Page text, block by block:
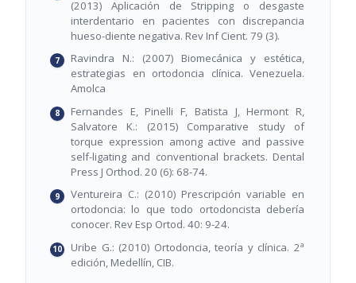
(2013) Aplicación de Stripping o desgaste
interdentario en pacientes con discrepancia
hueso-diente negativa. Rev Inf Cient. 79 (3).
Ravindra N.: (2007) Biomecánica y estética,
estrategias en ortodoncia clínica. Venezuela.
Amolca
Fernandes E, Pinelli F, Batista J, Hermont R,
Salvatore K.: (2015) Comparative study of
torque expression among active and passive
self-ligating and conventional brackets. Dental
Press J Orthod. 20 (6): 68-74.
Ventureira C.: (2010) Prescripción variable en
ortodoncia: lo que todo ortodoncista debería
conocer. Rev Esp Ortod. 40: 9-24.
Uribe G.: (2010) Ortodoncia, teoría y clínica. 2ª
edición, Medellín, CIB.